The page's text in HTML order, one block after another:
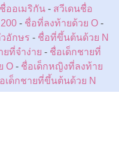
ชื่ออเมริกัน - สวีเดนชื่อ
- ชื่อที่ลงท้ายด้วย O -
อักษร - ชื่อที่ขึ้นต้นด้วย N
ยที่จำง่าย - ชื่อเด็กชายที่
O - ชื่อเด็กหญิงที่ลงท้าย
เด็กชายที่ขึ้นต้นด้วย N